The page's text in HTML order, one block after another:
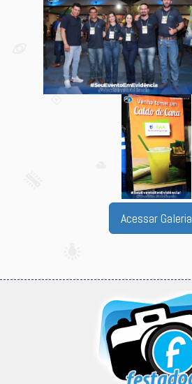
Acessar Galeria